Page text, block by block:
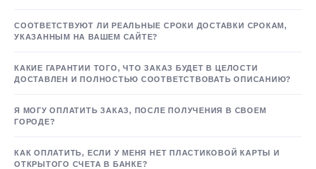
СООТВЕТСТВУЮТ ЛИ РЕАЛЬНЫЕ СРОКИ ДОСТАВКИ СРОКАМ,
УКАЗАННЫМ НА ВАШЕМ САЙТЕ?
КАКИЕ ГАРАНТИИ ТОГО, ЧТО ЗАКАЗ БУДЕТ В ЦЕЛОСТИ
ДОСТАВЛЕН И ПОЛНОСТЬЮ СООТВЕТСТВОВАТЬ ОПИСАНИЮ?
Я МОГУ ОПЛАТИТЬ ЗАКАЗ, ПОСЛЕ ПОЛУЧЕНИЯ В СВОЕМ
ГОРОДЕ?
КАК ОПЛАТИТЬ, ЕСЛИ У МЕНЯ НЕТ ПЛАСТИКОВОЙ КАРТЫ И
ОТКРЫТОГО СЧЕТА В БАНКЕ?